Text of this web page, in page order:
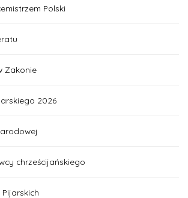
Polski
Zakonie
2026
chrześcijańskiego
Pijarskich